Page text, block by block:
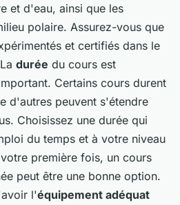
et d'eau, ainsi que les
polaire. Assurez-vous que
et certifiés dans le
durée du cours est
Certains cours durent
d'autres peuvent s'étendre
Choisissez une durée qui
du temps et à votre niveau
première fois, un cours
peut être une bonne option.
l'équipement adéquat